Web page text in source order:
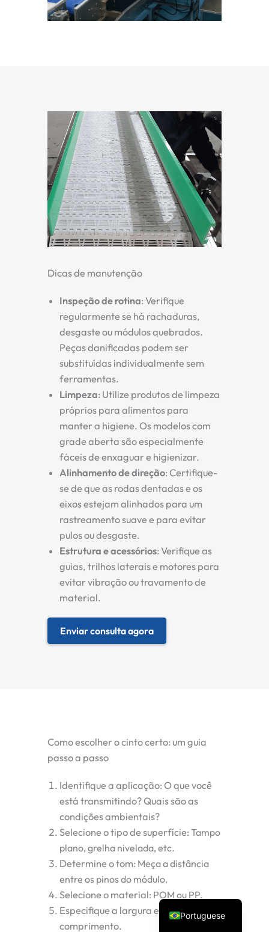
Dicas de manutenção
Inspeção de rotina: Verifique
regularmente se há rachaduras,
desgaste ou módulos quebrados.
Peças danificadas podem ser
substituídas individualmente sem
ferramentas.
Limpeza: Utilize produtos de limpeza
próprios para alimentos para
manter a higiene. Os modelos com
grade aberta são especialmente
fáceis de enxaguar e higienizar.
Alinhamento de direção: Certifique-
se de que as rodas dentadas e os
eixos estejam alinhados para um
rastreamento suave e para evitar
pulos ou desgaste.
Estrutura e acessórios: Verifique as
guias, trilhos laterais e motores para
evitar vibração ou travamento de
material.
Enviar consulta agora
Como escolher o cinto certo: um guia
passo a passo
Identifique a aplicação: O que você
está transmitindo? Quais são as
condições ambientais?
Selecione o tipo de superfície: Tampo
plano, grelha nivelada, etc.
Determine o tom: Meça a distância
entre os pinos do módulo.
Selecione o material: POM ou PP.
Especifique a largura e o
comprimento.
Portuguese
English
Turkish